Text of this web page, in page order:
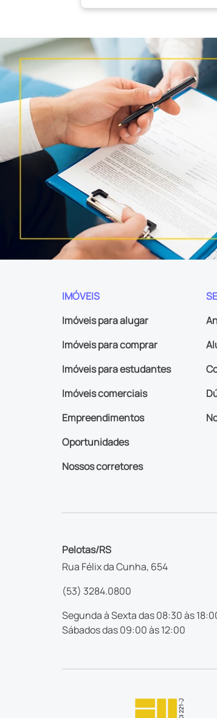
IMÓVEIS
Imóveis para alugar
Imóveis para comprar
Imóveis para estudantes
Imóveis comerciais
Empreendimentos
Oportunidades
Nossos corretores
Pelotas/RS
Rua Félix da Cunha, 654
(53) 3284.0800
Segunda à Sexta das 08:30 às
Sábados das 09:00 às 12:00